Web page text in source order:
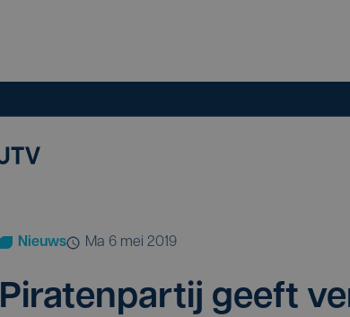
Nieuws ma 6 mei 2019
Pira­ten­par­tij geeft